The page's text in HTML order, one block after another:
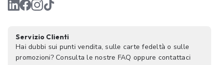
Servizio Clienti
Hai dubbi sui punti vendita, sulle carte fedeltà o sulle
promozioni? Consulta le nostre FAQ oppure contattaci